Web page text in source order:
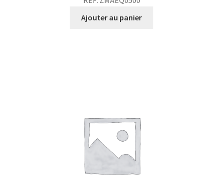
Ajouter au panier